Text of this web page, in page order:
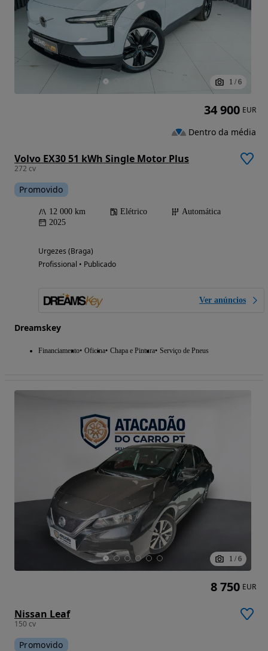
1 / 6
Volvo EX30 51 kWh Single Motor Plus
272 cv
Promovido
12 000 km Elétrico
Automática
2025
Urgezes (Braga)
Profissional • Publicado
Ver anúncios
Dreamskey
Financiamento Oficina Chapa e Pintura Serviço de Pneus
34 900 EUR
Dentro da média
1 / 6
Nissan Leaf
150 cv
Promovido
8 750 EUR